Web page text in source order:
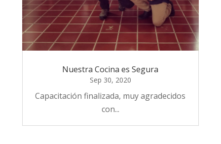
Nuestra Cocina es Segura
Sep 30, 2020
Capacitación finalizada, muy agradecidos
con...